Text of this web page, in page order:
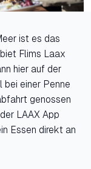
ist es das
Flims Laax
hier auf der
bei einer Penne
genossen
LAAX App
Essen direkt an